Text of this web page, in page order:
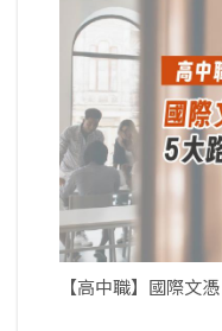
【高中職】國際文